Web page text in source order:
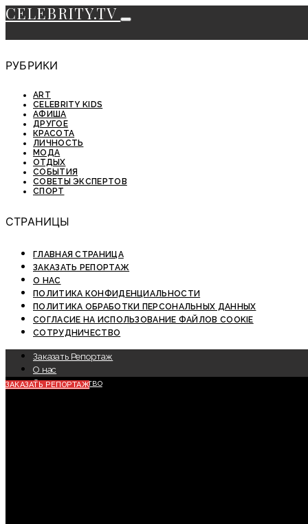
CELEBRITY.TV
РУБРИКИ
ART
CELEBRITY KIDS
АФИША
ДРУГОЕ
КРАСОТА
ЛИЧНОСТЬ
МОДА
ОТДЫХ
СОБЫТИЯ
СОВЕТЫ ЭКСПЕРТОВ
СПОРТ
СТРАНИЦЫ
ГЛАВНАЯ СТРАНИЦА
ЗАКАЗАТЬ РЕПОРТАЖ
О НАС
ПОЛИТИКА КОНФИДЕНЦИАЛЬНОСТИ
ПОЛИТИКА ОБРАБОТКИ ПЕРСОНАЛЬНЫХ ДАННЫХ
СОГЛАСИЕ НА ИСПОЛЬЗОВАНИЕ ФАЙЛОВ COOKIE
СОТРУДНИЧЕСТВО
Заказать Репортаж
О нас
Сотрудничество
ЗАКАЗАТЬ РЕПОРТАЖ